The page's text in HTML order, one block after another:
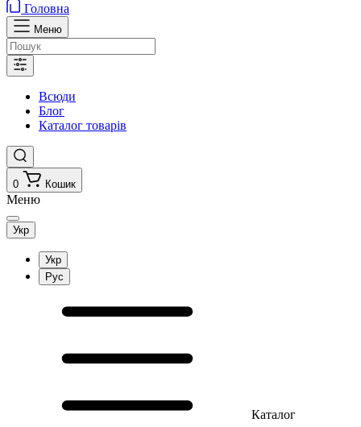
Головна
Меню
Всюди
Блог
Каталог товарів
0 Кошик
Меню
Укр
Укр
Рус
Каталог